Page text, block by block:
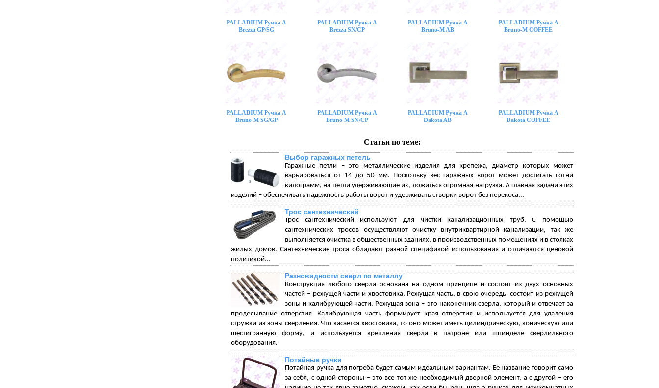
PALLADIUM Ручка A
Brezza GP/SG
PALLADIUM Ручка A
Brezza SN/CP
PALLADIUM Ручка A
Bruno-M AB
PALLADIUM Ручка A
Bruno-M COFFEE
PALLADIUM Ручка A
Bruno-M SG/GP
PALLADIUM Ручка A
Bruno-M SN/CP
PALLADIUM Ручка A
Dakota AB
PALLADIUM Ручка A
Dakota COFFEE
Статьи по теме:
Выбор гаражных петель
Гаражные петли – это металлические изделия для крепежа, диаметр которых может
варьироваться от 14 до 50 мм. Поскольку вес гаражных ворот может достигать сотни
килограмм, на петли удерживающие их, ложиться огромная нагрузка. А главная задачи этих
изделий – обеспечивать надежность работы ворот и удерживать створки ворот без перекоса...
Трос сантехнический
Трос сантехнический используют для чистки канализационных труб. С помощью
сантехнических тросов осуществляют очистку внутриквартирной канализации, так же
выполняется очистка в общественных зданиях, в производственных помещениях и в стояках
жилых домов. Сантехнические троса обладают разной спецификой использования и отличаются ценовой
политикой...
Разновидности сверл по металлу
Конструкция любого сверла основана на одном принципе и состоит из двух основных
частей – режущей части и хвостовика. Режущая часть, в свою очередь, состоит из режущей
зоны и калибрующей части. Режущая зона – это наконечник сверла, который и отвечает за
проделывание отверстия. Калибрующая часть формирует края отверстия и используется для удаления
стружки из зоны сверления. Что касается хвостовика, то оно может иметь цилиндрическую, коническую или
шестигранную форму, и используется крепления сверла в патроне или шпинделе сверлильного
оборудования.
Потайные ручки
Потайная ручка для погреба будет самым идеальным вариантам. Ее название говорит само
за себя, с одной стороны – это все тот же необходимый дверной элемент, а с другой – его